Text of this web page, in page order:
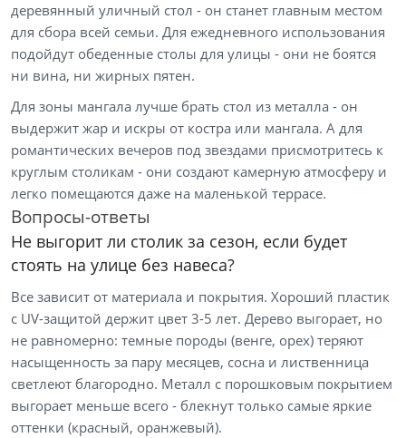
деревянный уличный стол - он станет главным местом
для сбора всей семьи. Для ежедневного использования
подойдут обеденные столы для улицы - они не боятся
ни вина, ни жирных пятен.
Для зоны мангала лучше брать стол из металла - он
выдержит жар и искры от костра или мангала. А для
романтических вечеров под звездами присмотритесь к
круглым столикам - они создают камерную атмосферу и
легко помещаются даже на маленькой террасе.
Вопросы-ответы
Не выгорит ли столик за сезон, если будет
стоять на улице без навеса?
Все зависит от материала и покрытия. Хороший пластик
с UV-защитой держит цвет 3-5 лет. Дерево выгорает, но
не равномерно: темные породы (венге, орех) теряют
насыщенность за пару месяцев, сосна и лиственница
светлеют благородно. Металл с порошковым покрытием
выгорает меньше всего - блекнут только самые яркие
оттенки (красный, оранжевый).